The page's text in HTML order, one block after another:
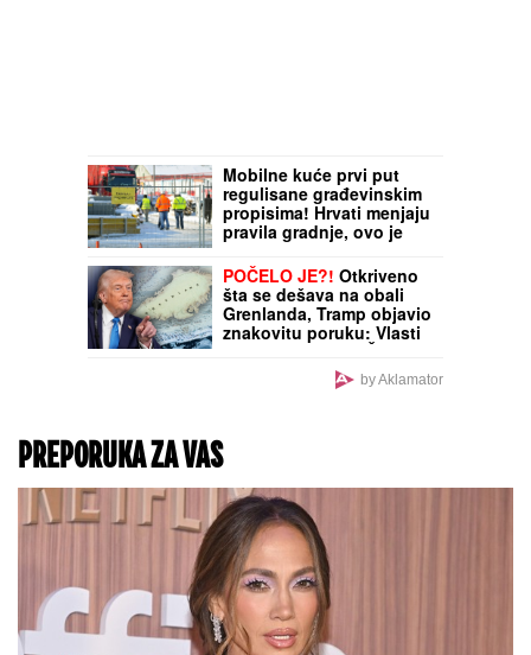
Mobilne kuće prvi put
regulisane građevinskim
propisima! Hrvati menjaju
pravila gradnje, ovo je
POČELO JE?! Otkriveno
šta se dešava na obali
Grenlanda, Tramp objavio
znakovitu poruku: Vlasti
ostrva NE ZNAJU ŠTA DA
by Aklamator
PREPORUKA ZA VAS